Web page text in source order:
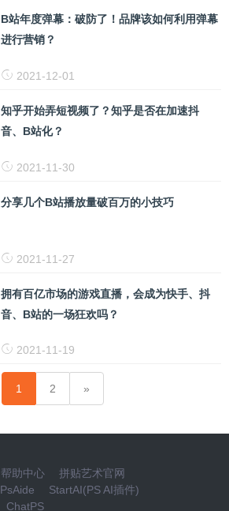
B站年度弹幕：破防了！品牌该如何利用弹幕
进行营销？
2021-12-01
知乎开始弄短视频了？知乎是否在加速抖
音、B站化？
2021-11-30
分享几个B站播放量破百万的小技巧
2021-11-27
拥有百亿市场的游戏直播，会成为快手、抖
音、B站的一场狂欢吗？
2021-11-19
1 2
帮助中心
拼贴艺术官网
PsAide
StartAI(PS AI插件)
ChatPS